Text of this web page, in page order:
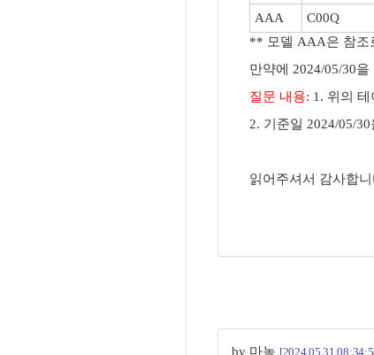
AAA
C00Q
** 모델 AAA은 참조
만약에 2024/05/30
질문 내용: 1. 위의
2. 기준일 2024/05/
읽어주셔서 감사합니
by 마농 [2024.05.31